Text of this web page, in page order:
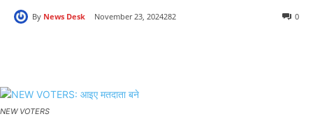
By News Desk November 23, 2024 0
282
NEW VOTERS